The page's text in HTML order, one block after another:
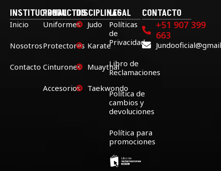
INSTITUCIONAL
Inicio
Nosotros
Contacto
PRODUCTOS
Uniformes
Protectores
Cinturones
Accesorios
DISCIPLINAS
Judo
Karate
Muaythai
Taekwondo
LEGAL
Políticas
de
Privacidad
Libro de
Reclamaciones
Política de
cambios y
devoluciones
Política para
promociones
CONTACTO
+51 907 399
663